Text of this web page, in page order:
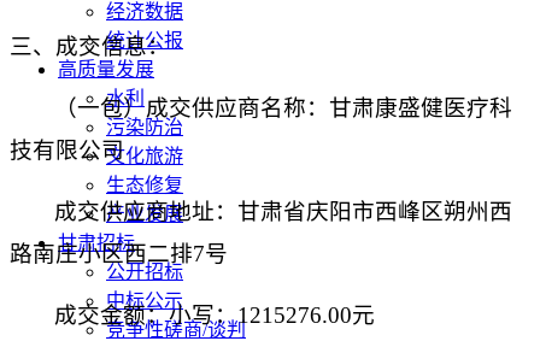
经济数据
统计公报
高质量发展
水利
污染防治
文化旅游
生态修复
产业发展
甘肃招标
公开招标
中标公示
竞争性磋商/谈判
三、 成交信息：
（一包）成交供应商名称：甘肃康盛健医疗科
技有限公司
成交供应商地址：甘肃省庆阳市西峰区朔州西
路南庄小区西二排7号
成交金额：小写：1215276.00元